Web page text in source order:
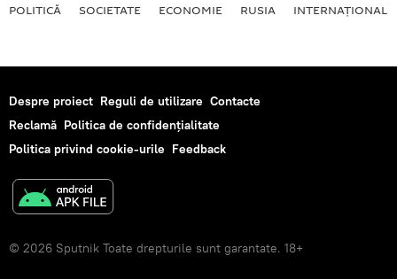
POLITICĂ SOCIETATE ECONOMIE RUSIA INTERNAŢIONAL
Despre proiect Reguli de utilizare Contacte
Reclamă Politica de confidențialitate
Politica privind cookie-urile Feedback
© 2026 Sputnik Toate drepturile sunt garantate. 18+